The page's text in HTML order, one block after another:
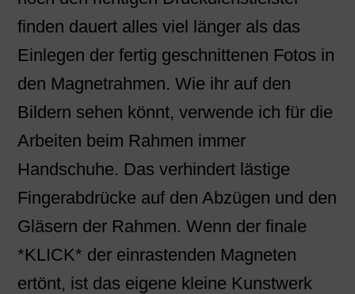
finden dauert alles viel länger als das
Einlegen der fertig geschnittenen Fotos in
den Magnetrahmen. Wie ihr auf den
Bildern sehen könnt, verwende ich für die
Arbeiten beim Rahmen immer
Handschuhe. Das verhindert lästige
Fingerabdrücke auf den Abzügen und den
Gläsern der Rahmen. Wenn der finale
*KLICK* der einrastenden Magneten
ertönt, ist das eigene kleine Kunstwerk